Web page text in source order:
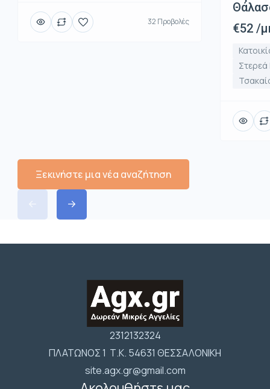
32 Προβολές
€52 /
Ξεκινήστε μια νέα αναζήτηση
2312132324
ΠΛΑΤΩΝΟΣ 1 Τ.Κ. 54631 ΘΕΣΣΑΛΟΝΙΚΗ
site.agx.gr@gmail.com